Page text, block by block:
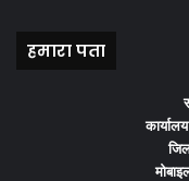
हमारा पता